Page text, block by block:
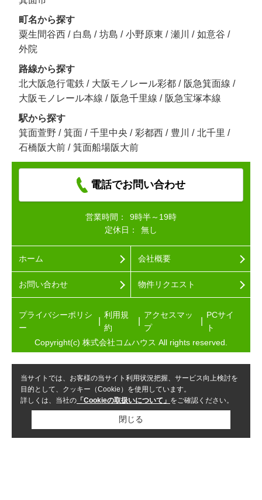
町名から探す
粟生間谷西 / 白島 / 坊島 / 小野原東 / 瀬川 / 如意谷 /
外院
路線から探す
北大阪急行電鉄 / 大阪モノレール彩都 / 阪急箕面線 /
大阪モノレール本線 / 阪急千里線 / 阪急宝塚本線
駅から探す
箕面萱野 / 箕面 / 千里中央 / 彩都西 / 豊川 / 北千里 /
石橋阪大前 / 箕面船場阪大前
電話でお問い合わせ
営業時間：
9時半～19時
定休日：
無し
ホーム 会社概要
お問い合わせ 物件リクエスト
プライバシーポリシ
ー
利用規
約
アクセスマッ
プ
PCサイ
ト
Copyright(c) 株式会社コムハウス All rights reserved.
当サイトでは、お客様の当サイト利用状況把握、サービス向上検討を
目的として、クッキー（Cookie）を使用しています。
詳しくは、当社の 「Cookieの取扱いについて」 をご確認ください。
閉じる